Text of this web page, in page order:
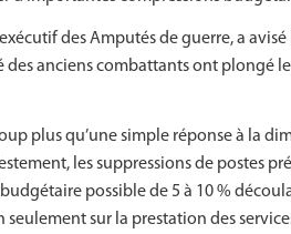
des Amputés de guerre, a
anciens combattants ont plongé
plus qu’une simple réponse à la
les suppressions de postes
possible de 5 à 10 %
sur la prestation des